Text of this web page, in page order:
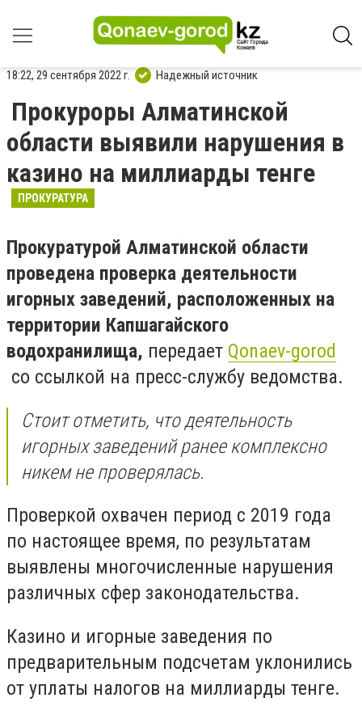
18:22, 29 сентября 2022 г. Надежный источник
Прокуроры Алматинской
области выявили нарушения в
казино на миллиарды тенге
ПРОКУРАТУРА
Прокуратурой Алматинской области
проведена проверка деятельности
игорных заведений, расположенных на
территории Капшагайского
водохранилища, передает Qonaev-gorod
со ссылкой на пресс-службу ведомства.
Стоит отметить, что деятельность
игорных заведений ранее комплексно
никем не проверялась.
Проверкой охвачен период с 2019 года
по настоящее время, по результатам
выявлены многочисленные нарушения
различных сфер законодательства.
Казино и игорные заведения по
предварительным подсчетам уклонились
от уплаты налогов на миллиарды тенге.